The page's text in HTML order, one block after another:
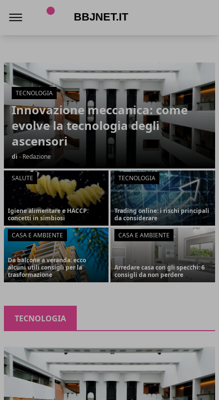
Articoli in Evidenza
TECNOLOGIA
Innovazione meccanica: come
evolve la tecnologia degli
ascensori
di - Redazione
SALUTE
Igiene alimentare e HACCP:
concetti in simbiosi
TECNOLOGIA
Trading online: i rischi principali
da considerare
CASA E AMBIENTE
Da balcone a veranda: ecco
alcuni utili consigli per la
trasformazione
CASA E AMBIENTE
Arredare casa con gli specchi: 6
consigli da non perdere
TECNOLOGIA